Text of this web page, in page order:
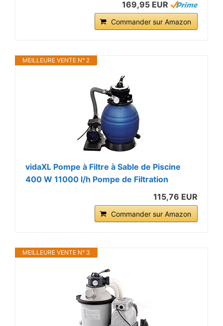
169,95 EUR
Commander sur Amazon
MEILLEURE VENTE N° 2
vidaXL Pompe à Filtre à Sable de Piscine
400 W 11000 l/h Pompe de Filtration
115,76 EUR
Commander sur Amazon
MEILLEURE VENTE N° 3